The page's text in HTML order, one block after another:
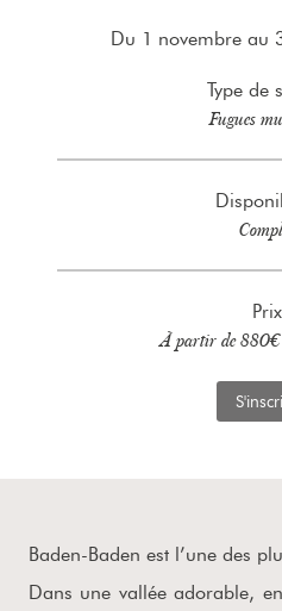
Du 1 novembre au
Type de
Fugues
Prix
À partir de 880€
Baden-Baden est l’une des
Dans une vallée adorable,